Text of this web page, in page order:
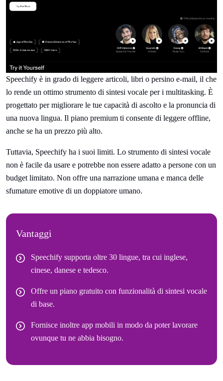
Speechify è in grado di leggere articoli, libri o persino e-mail, il che
lo rende un ottimo strumento di sintesi vocale per i multitasking. È
progettato per migliorare le tue capacità di ascolto e la pronuncia di
una nuova lingua. Il piano premium ti consente di leggere offline,
anche se ha un prezzo più alto.
Tuttavia, Speechify ha i suoi limiti. Lo strumento di sintesi vocale
non è facile da usare e potrebbe non essere adatto a persone con un
budget limitato. Non offre una narrazione umana e manca delle
sfumature emotive di un doppiatore umano.
Vantaggi
Speechify supporta oltre 30 lingue, tra cui inglese,
cinese, danese e tedesco.
Offre un piano gratuito con funzionalità di sintesi vocale
di base.
Fornisce inoltre app mobili in modo da poter lavorare
ovunque tu ne abbia bisogno.